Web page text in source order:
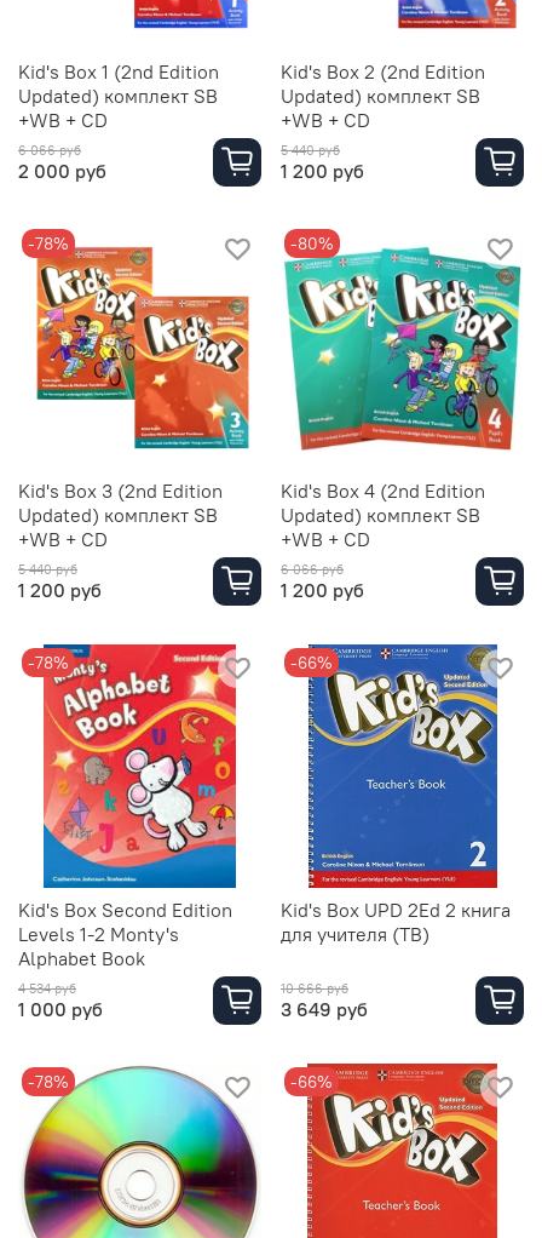
Kid's Box 1 (2nd Edition
Updated) комплект SB
+WB + CD
6 066 руб
2 000 руб
Kid's Box 2 (2nd Edition
Updated) комплект SB
+WB + CD
5 440 руб
1 200 руб
-78%
Kid's Box 3 (2nd Edition
Updated) комплект SB
+WB + CD
5 440 руб
1 200 руб
-80%
Kid's Box 4 (2nd Edition
Updated) комплект SB
+WB + CD
6 066 руб
1 200 руб
-78%
Kid's Box Second Edition
Levels 1-2 Monty's
Alphabet Book
4 534 руб
1 000 руб
-66%
Kid's Box UPD 2Ed 2 книга
для учителя (TB)
10 666 руб
3 649 руб
-78% -66%